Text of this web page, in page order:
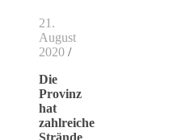
21.
August
2020 /
Die
Provinz
hat
zahlreiche
Strände